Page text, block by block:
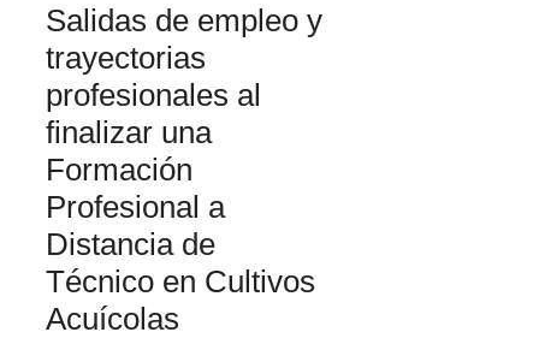
Salidas de empleo y
trayectorias
profesionales al
finalizar una
Formación
Profesional a
Distancia de
Técnico en Cultivos
Acuícolas